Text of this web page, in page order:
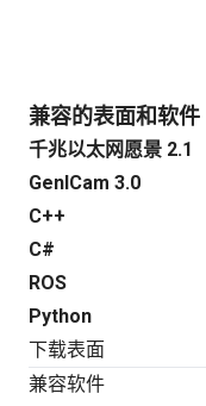
兼容的表面和软件
千兆以太网愿景 2.1
GenICam 3.0
C++
C#
ROS
Python
下载表面
兼容软件